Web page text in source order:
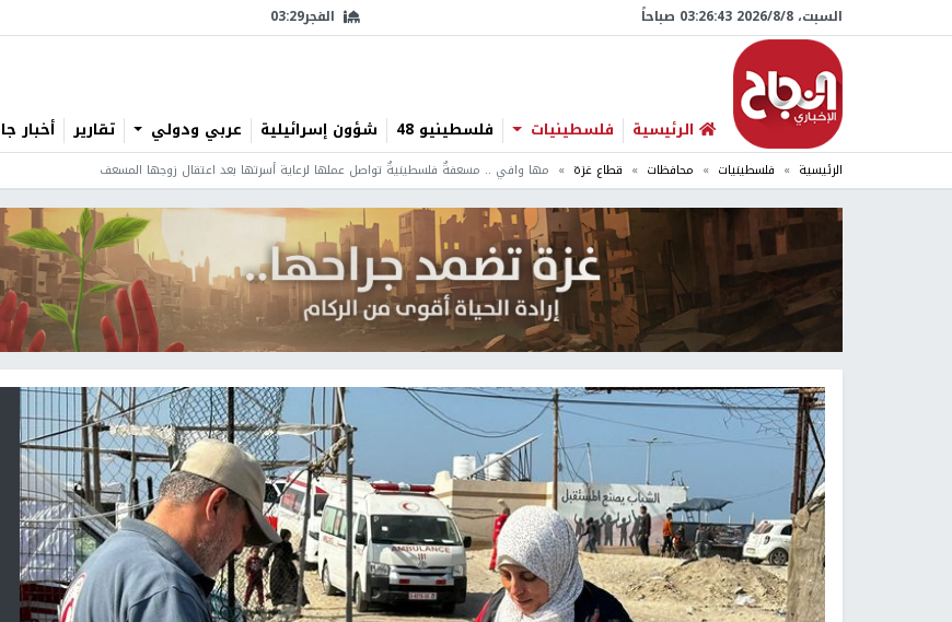
السبت، 8/‏8/‏2026 03:26:44 صباحاً الفجر03:29
الرئيسية فلسطينيات فلسطينيو 48 شؤون إسرائيلية عربي ودولي تقارير أخبار
الرئيسية فلسطينيات محافظات قطاع غزة مها وافي .. مسعفةٌ فلسطينيةٌ تواصل عملها لرعاية أسرتها بعد اعتقال زوجها المسعف